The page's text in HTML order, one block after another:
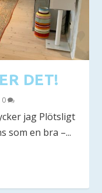
DET!
0
jag Plötsligt
som en bra –...